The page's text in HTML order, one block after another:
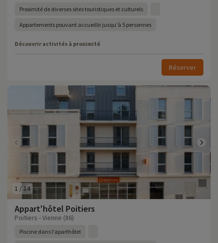
Proximité de diverses sites touristiques et culturels
Appartements pouvant accueillir jusqu'à 5 personnes
Découvrir activités à proximité
Réserver
1 /14
Appart'hôtel Poitiers
Poitiers - Vienne (86)
Piscine dans l'aparthôtel